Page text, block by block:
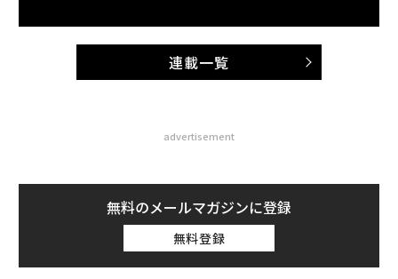
連載一覧
advertisement
無料のメールマガジンに登録
無料登録